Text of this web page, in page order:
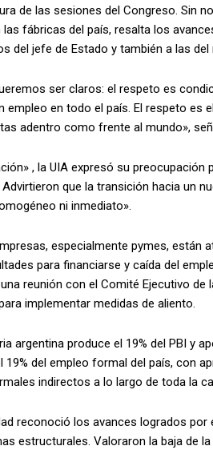
de las sesiones del Congreso. Sin
fábricas del país, resalta los
del jefe de Estado y también a las
ser claros: el respeto es
empleo en todo el país. El respeto
adentro como frente al mundo»,
, la UIA expresó su
que la transición hacia un
ni inmediato».
especialmente pymes, están
para financiarse y caída del
reunión con el Comité Ejecutivo de
implementar medidas de aliento.
argentina produce el 19% del PBI y
del empleo formal del país, con
indirectos a lo largo de toda la
reconoció los avances logrados por
estructurales. Valoraron la baja de